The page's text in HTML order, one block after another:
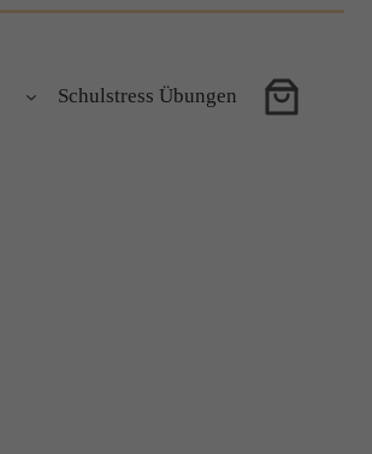
Schulstress Übungen